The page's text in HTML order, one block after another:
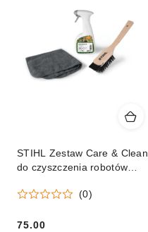
STIHL Zestaw Care & Clean
do czyszczenia robotów
(0)
75.00